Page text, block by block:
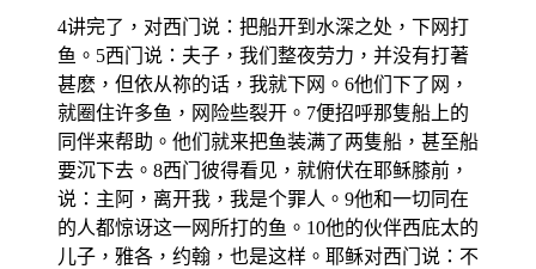
4讲完了，对西门说：把船开到水深之处，下网打
鱼。5西门说：夫子，我们整夜劳力，并没有打著
甚麽，但依从祢的话，我就下网。6他们下了网，
就圈住许多鱼，网险些裂开。7便招呼那隻船上的
同伴来帮助。他们就来把鱼装满了两隻船，甚至船
要沉下去。8西门彼得看见，就俯伏在耶稣膝前，
说：主阿，离开我，我是个罪人。9他和一切同在
的人都惊讶这一网所打的鱼。10他的伙伴西庇太的
儿子，雅各，约翰，也是这样。耶稣对西门说：不